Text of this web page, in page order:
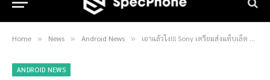
Home » News » Android News » เอาแล้วไง!!! Sony เตรียมส่งแท็บเล็ต Android ออกชิงชัยภายในปีนี้ พร้อมหวังเป็นที่ 2 ซะด้วย
ANDROID NEWS